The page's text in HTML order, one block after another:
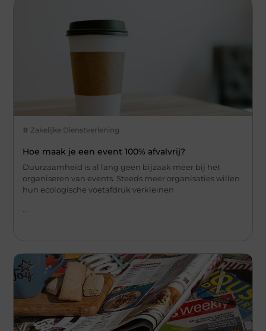
Zakelijke Dienstverlening
Hoe maak je een event 100% afvalvrij?
Duurzaamheid is al lang geen bijzaak meer bij het
organiseren van events. Steeds meer organisaties willen
hun ecologische voetafdruk verkleinen
...